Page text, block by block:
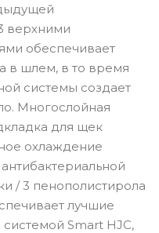
верхними
обеспечивает
в шлем, в то время
системы создает
Многослойная
для щек
охлаждение
/ 3 пенополистирола
лучшие
Smart HJC,